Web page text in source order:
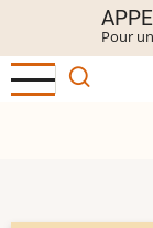
contenu
principal
Pour